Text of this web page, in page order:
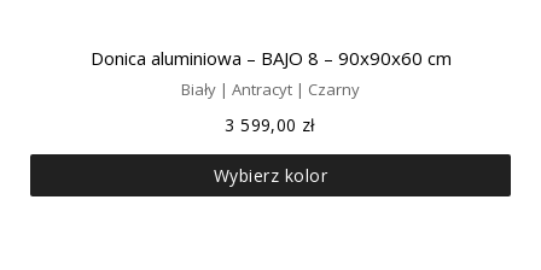
Donica aluminiowa – BAJO 8 – 90x90x60 cm
Biały | Antracyt | Czarny
3 599,00 zł
Wybierz kolor